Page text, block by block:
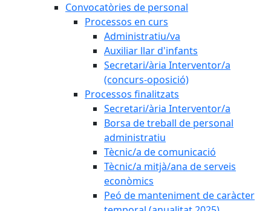
Convocatòries de personal
Processos en curs
Administratiu/va
Auxiliar llar d'infants
Secretari/ària Interventor/a
(concurs-oposició)
Processos finalitzats
Secretari/ària Interventor/a
Borsa de treball de personal
administratiu
Tècnic/a de comunicació
Tècnic/a mitjà/ana de serveis
econòmics
Peó de manteniment de caràcter